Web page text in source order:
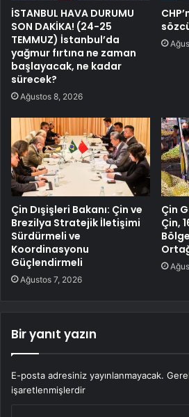
İSTANBUL HAVA DURUMU
SON DAKİKA! (24-25
TEMMUZ) İstanbul’da
yağmur fırtına ne zaman
başlayacak, ne kadar
sürecek?
Ağustos 8, 2026
Çin Dışişleri Bakanı: Çin ve
Brezilya Stratejik İletişimi
Sürdürmeli ve
Koordinasyonu
Güçlendirmeli
Ağustos 7, 2026
Çin
Çin,
Bir yanıt yazın
E-posta adresiniz yayınlanmayacak.
işaretlenmişlerdir